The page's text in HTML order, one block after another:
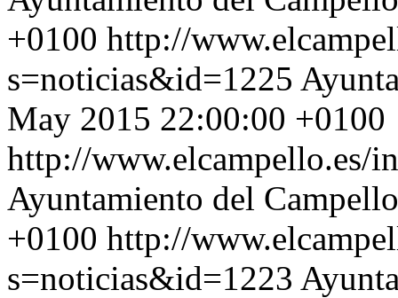
+0100 http://
s=noticias&id=1225
May 2015 22:00:00 +0100
http://www.elcampello.es/
Ayuntamiento del Campello
+0100 http://
s=noticias&id=1223